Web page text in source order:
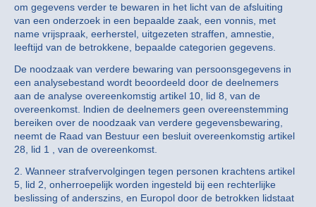
om gegevens verder te bewaren in het licht van de afsluiting
van een onderzoek in een bepaalde zaak, een vonnis, met
name vrijspraak, eerherstel, uitgezeten straffen, amnestie,
leeftijd van de betrokkene, bepaalde categorien gegevens.
De noodzaak van verdere bewaring van persoonsgegevens in
een analysebestand wordt beoordeeld door de deelnemers
aan de analyse overeenkomstig artikel 10, lid 8, van de
overeenkomst. lndien de deelnemers geen overeenstemming
bereiken over de noodzaak van verdere gegevensbewaring,
neemt de Raad van Bestuur een besluit overeenkomstig artikel
28, lid 1 , van de overeenkomst.
2. Wanneer strafvervolgingen tegen personen krachtens artikel
5, lid 2, onherroepelijk worden ingesteld bij een rechterlijke
beslissing of anderszins, en Europol door de betrokken lidstaat